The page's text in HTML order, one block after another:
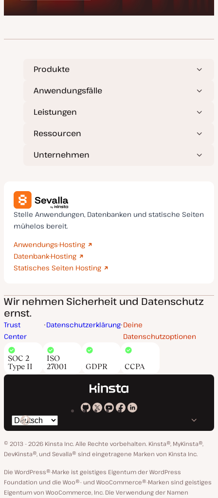
Produkte
Anwendungsfälle
Leistungen
Ressourcen
Unternehmen
Stelle Anwendungen, Datenbanken und statische Seiten
mühelos bereit.
Anwendungs-Hosting
Datenbank-Hosting
Statisches Seiten Hosting
Wir nehmen Sicherheit und Datenschutz
ernst.
Trust
Center
Datenschutzerklärung Deine
Datenschutzoptionen
SOC 2
Type II
ISO
27001
GDPR CCPA
Kinsta
GitHub
Kinsta
X
Kinsta
YouTube
Kinsta
Facebook
Kinsta
LinkedIn
Spräche
ändern
© 2013 - 2026 Kinsta Inc. Alle Rechte vorbehalten. Kinsta®, MyKinsta®,
DevKinsta®, und Sevalla® sind eingetragene Marken von Kinsta Inc.
Die WordPress®-Marke ist geistiges Eigentum der WordPress
Foundation und die Woo®- und WooCommerce®-Marken sind geistiges
Eigentum von WooCommerce, Inc. Die Verwendung der Namen